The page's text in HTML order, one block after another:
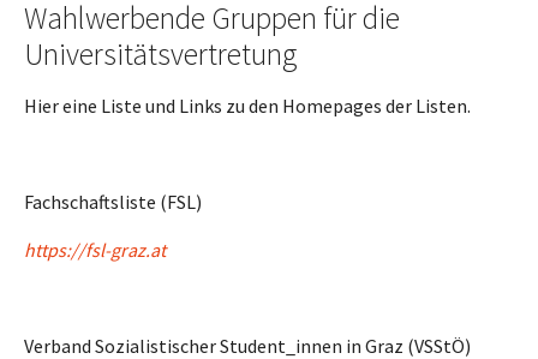
Wahlwerbende Gruppen für die
Universitätsvertretung
Hier eine Liste und Links zu den Homepages der Listen.
Fachschaftsliste (FSL)
https://fsl-graz.at
Verband Sozialistischer Student_innen in Graz (VSStÖ)